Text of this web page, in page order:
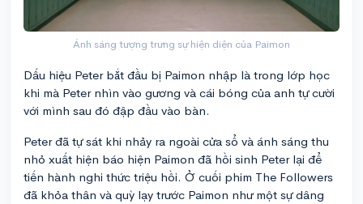
Ánh sáng tượng trưng sự hiện diện của Paimon
Dấu hiệu Peter bắt đầu bị Paimon nhập là trong lớp học
khi mà Peter nhìn vào gương và cái bóng của anh tự cười
với mình sau đó đập đầu vào bàn.
Peter đã tự sát khi nhảy ra ngoài cửa sổ và ánh sáng thu
nhỏ xuất hiện báo hiện Paimon đã hồi sinh Peter lại để
tiến hành nghi thức triệu hồi. Ở cuối phim The Followers
đã khỏa thân và quỳ lạy trước Paimon như một sự dâng